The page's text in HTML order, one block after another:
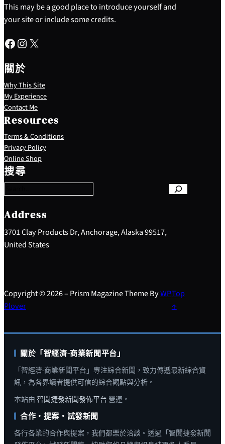
This may be a good place to introduce yourself and
your site or include some credits.
Facebook Instagram X
關於
Why This Site
My Experience
Contact Me
Resources
Terms & Conditions
Privacy Policy
Online Shop
搜尋
S
e
a
c
h
Address
3701 Clay Products Dr, Anchorage, Alaska 99517,
United States
Copyright © 2026 – Prism Magazine Theme ByWP
Plover
Top
↑
關於「智經濟-商業新聞平台」
「智經濟-商業新聞平台」專注綜合新聞，致力傳遞最新綜合資
訊，為各界讀者提供可信的綜合觀點與分析。
本站由 智聞捷發新聞發佈平台 營運。
合作・提案・試發新聞
各行各業的合作與提案，我們都樂於洽談。透過「智聞捷發新聞